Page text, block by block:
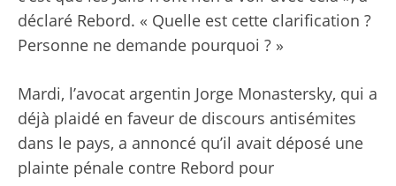
déclaré Rebord. « Quelle est cette clarification ?
Personne ne demande pourquoi ? »
Mardi, l’avocat argentin Jorge Monastersky, qui a
déjà plaidé en faveur de discours antisémites
dans le pays, a annoncé qu’il avait déposé une
plainte pénale contre Rebord pour